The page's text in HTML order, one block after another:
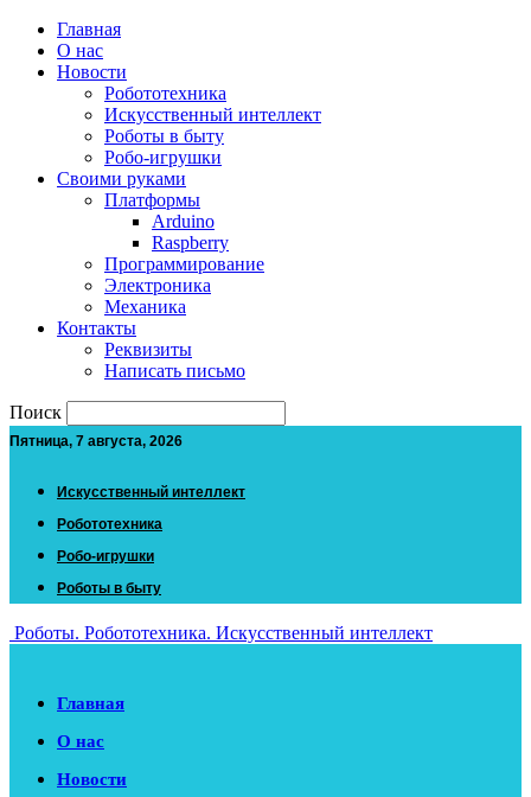
Главная
О нас
Новости
Робототехника
Искусственный интеллект
Роботы в быту
Робо-игрушки
Своими руками
Платформы
Arduino
Raspberry
Программирование
Электроника
Механика
Контакты
Реквизиты
Написать письмо
Поиск
Пятница, 7 августа, 2026
Искусственный интеллект
Робототехника
Робо-игрушки
Роботы в быту
Роботы. Робототехника. Искусственный интеллект
Главная
О нас
Новости